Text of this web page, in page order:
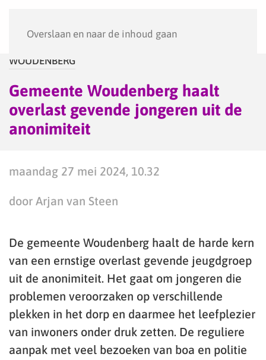
Overslaan en naar de inhoud gaan
WOUDENBERG
Gemeente Woudenberg haalt
overlast gevende jongeren uit de
anonimiteit
maandag 27 mei 2024, 10.32
door Arjan van Steen
De gemeente Woudenberg haalt de harde kern
van een ernstige overlast gevende jeugdgroep
uit de anonimiteit. Het gaat om jongeren die
problemen veroorzaken op verschillende
plekken in het dorp en daarmee het leefplezier
van inwoners onder druk zetten. De reguliere
aanpak met veel bezoeken van boa en politie